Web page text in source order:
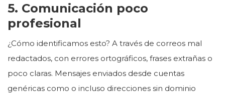
5. Comunicación poco
profesional
¿Cómo identificamos esto? A través de correos mal
redactados, con errores ortográficos, frases extrañas o
poco claras. Mensajes enviados desde cuentas
genéricas como o incluso direcciones sin dominio